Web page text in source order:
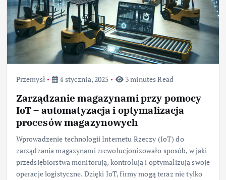
Przemysł 4 stycznia, 2025 3 minutes Read
Zarządzanie magazynami przy pomocy
IoT – automatyzacja i optymalizacja
procesów magazynowych
Wprowadzenie technologii Internetu Rzeczy (IoT) do
zarządzania magazynami zrewolucjonizowało sposób, w jaki
przedsiębiorstwa monitorują, kontrolują i optymalizują swoje
operacje logistyczne. Dzięki IoT, firmy mogą teraz nie tylko